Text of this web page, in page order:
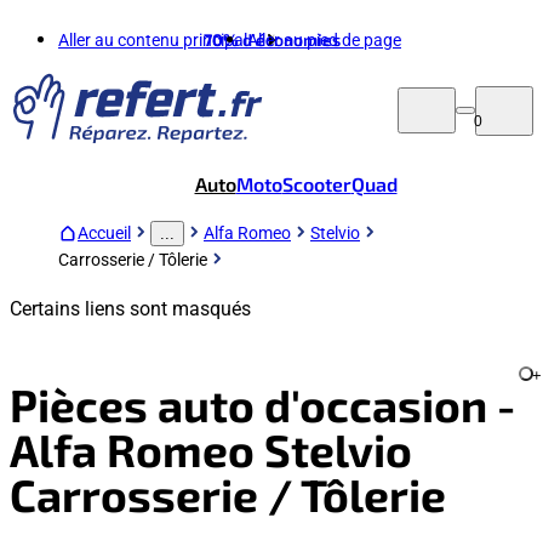
Aller au contenu principalAller au pied de page
70%d'économies
0
AutoMotoScooterQuad
Accueil Alfa Romeo
Stelvio
Carrosserie / Tôlerie
Certains liens sont masqués
Pièces auto d'occasion -
Alfa Romeo Stelvio
Carrosserie / Tôlerie
+